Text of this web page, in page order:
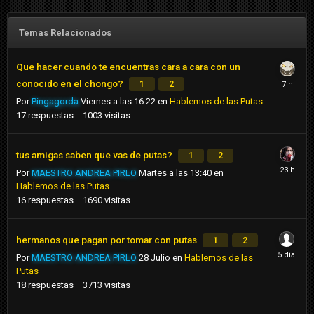
Temas Relacionados
Que hacer cuando te encuentras cara a cara con un
conocido en el chongo?
1 2
PorPingagorda Viernes a las 16:22 en Hablemos de las Putas
17 respuestas 1003 visitas
tus amigas saben que vas de putas? 1 2
PorMAESTRO ANDREA PIRLO Martes a las 13:40 en
Hablemos de las Putas
16 respuestas 1690 visitas
hermanos que pagan por tomar con putas 1 2
PorMAESTRO ANDREA PIRLO 28 Julio en Hablemos de las
Putas
18 respuestas 3713 visitas